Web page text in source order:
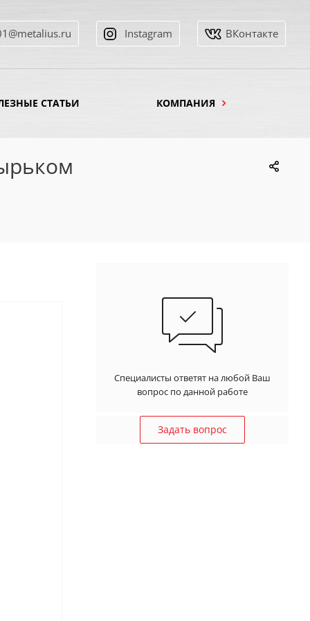
Instagram ВКонтакте
СТАТЬИ КОМПАНИЯ
Специалисты ответят на любой Ваш
вопрос по данной работе
Задать вопрос